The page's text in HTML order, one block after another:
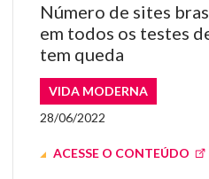
Número de sites
em todos os testes
tem queda
VIDA MODERNA
28/06/2022
ACESSE O CONTEÚDO